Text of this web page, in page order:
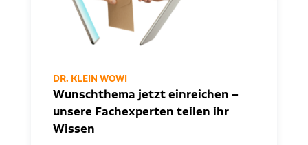
DR. KLEIN WOWI
Wunschthema jetzt einreichen –
unsere Fachexperten teilen ihr
Wissen